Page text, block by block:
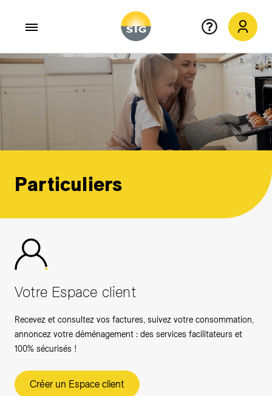
Aller au contenu principal
Particuliers
Votre Espace client
Recevez et consultez vos factures, suivez votre consommation,
annoncez votre déménagement : des services facilitateurs et
100% sécurisés !
Créer un Espace client